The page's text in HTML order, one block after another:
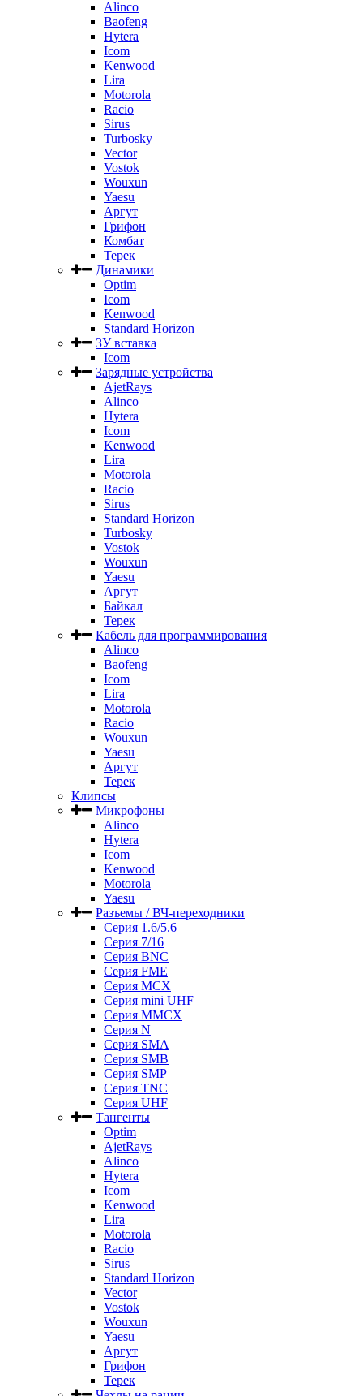
Alinco
Baofeng
Hytera
Icom
Kenwood
Lira
Motorola
Racio
Sirus
Turbosky
Vector
Vostok
Wouxun
Yaesu
Аргут
Грифон
Комбат
Терек
Динамики
Optim
Icom
Kenwood
Standard Horizon
ЗУ вставка
Icom
Зарядные устройства
AjetRays
Alinco
Hytera
Icom
Kenwood
Lira
Motorola
Racio
Sirus
Standard Horizon
Turbosky
Vostok
Wouxun
Yaesu
Аргут
Байкал
Терек
Кабель для программирования
Alinco
Baofeng
Icom
Lira
Motorola
Racio
Wouxun
Yaesu
Аргут
Терек
Клипсы
Микрофоны
Alinco
Hytera
Icom
Kenwood
Motorola
Yaesu
Разъемы / ВЧ-переходники
Серия 1.6/5.6
Серия 7/16
Серия BNC
Серия FME
Серия MCX
Серия mini UHF
Серия MMCX
Серия N
Серия SMA
Серия SMB
Серия SMP
Серия TNC
Серия UHF
Тангенты
Optim
AjetRays
Alinco
Hytera
Icom
Kenwood
Lira
Motorola
Racio
Sirus
Standard Horizon
Vector
Vostok
Wouxun
Yaesu
Аргут
Грифон
Терек